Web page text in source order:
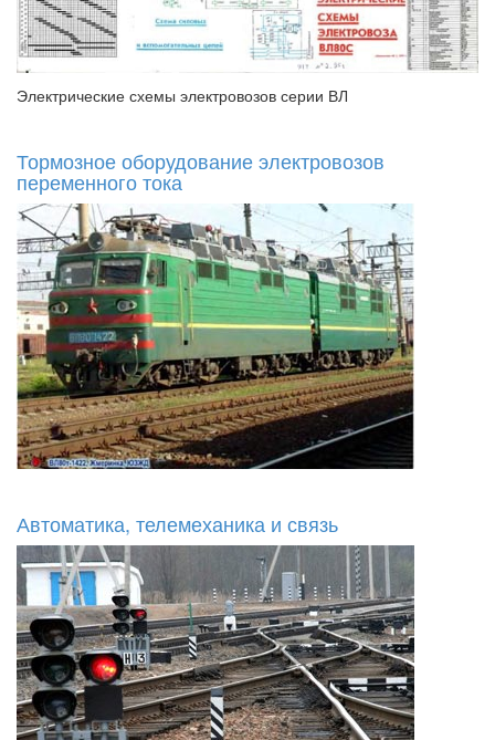
Электрические схемы электровозов серии ВЛ
Тормозное оборудование электровозов
переменного тока
Автоматика, телемеханика и связь